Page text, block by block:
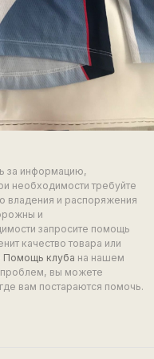
за информацию,
необходимости требуйте
владения и распоряжения
и
запросите помощь
качество товара или
Помощь клуба на нашем
вы можете
вам постараются помочь.